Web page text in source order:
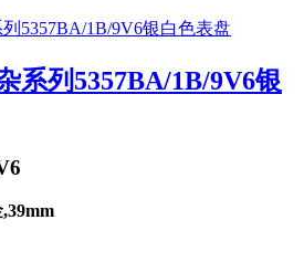
系列5357BA/1B/9V6银